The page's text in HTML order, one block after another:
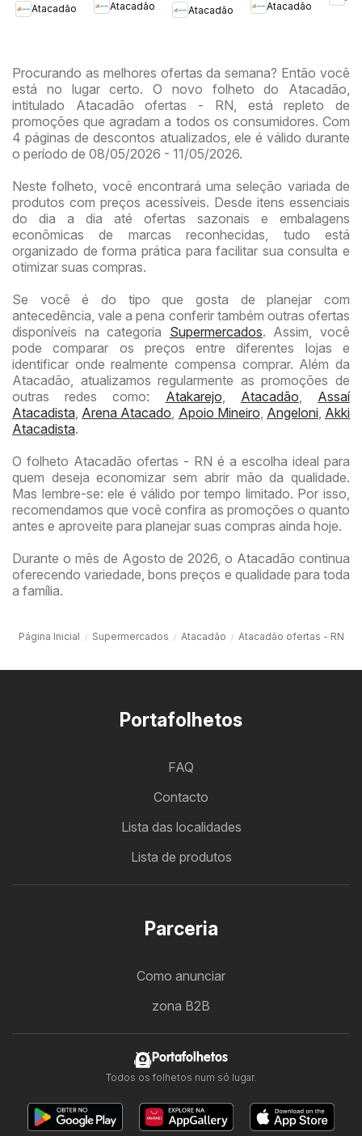
Atacadão
Atacadão
Atacadão
Atacadão
Procurando as melhores ofertas da semana? Então você
está no lugar certo. O novo folheto do Atacadão,
intitulado Atacadão ofertas - RN, está repleto de
promoções que agradam a todos os consumidores. Com
4 páginas de descontos atualizados, ele é válido durante
o período de 08/05/2026 - 11/05/2026.
Neste folheto, você encontrará uma seleção variada de
produtos com preços acessíveis. Desde itens essenciais
do dia a dia até ofertas sazonais e embalagens
econômicas de marcas reconhecidas, tudo está
organizado de forma prática para facilitar sua consulta e
otimizar suas compras.
Se você é do tipo que gosta de planejar com
antecedência, vale a pena conferir também outras ofertas
disponíveis na categoria Supermercados. Assim, você
pode comparar os preços entre diferentes lojas e
identificar onde realmente compensa comprar. Além da
Atacadão, atualizamos regularmente as promoções de
outras redes como: Atakarejo, Atacadão, Assaí
Atacadista, Arena Atacado, Apoio Mineiro, Angeloni, Akki
Atacadista.
O folheto Atacadão ofertas - RN é a escolha ideal para
quem deseja economizar sem abrir mão da qualidade.
Mas lembre-se: ele é válido por tempo limitado. Por isso,
recomendamos que você confira as promoções o quanto
antes e aproveite para planejar suas compras ainda hoje.
Durante o mês de Agosto de 2026, o Atacadão continua
oferecendo variedade, bons preços e qualidade para toda
a família.
Página Inicial Supermercados Atacadão Atacadão ofertas - RN
Portafolhetos
FAQ
Contacto
Lista das localidades
Lista de produtos
Parceria
Como anunciar
zona B2B
Portafolhetos
Todos os folhetos num só lugar.